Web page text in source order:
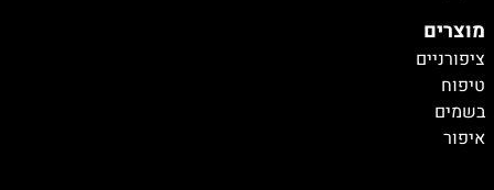
מוצרים
ציפורניים
טיפוח
בשמים
איפור